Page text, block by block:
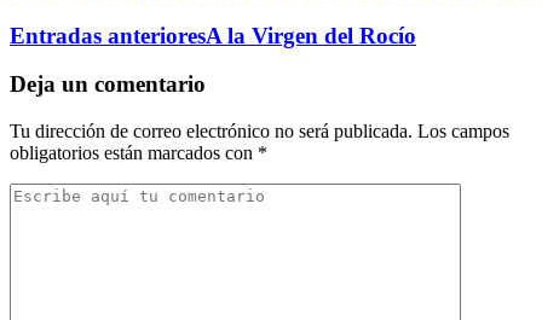
Entradas anterioresA la Virgen del Rocío
Deja un comentario
Tu dirección de correo electrónico no será publicada. Los campos
obligatorios están marcados con *